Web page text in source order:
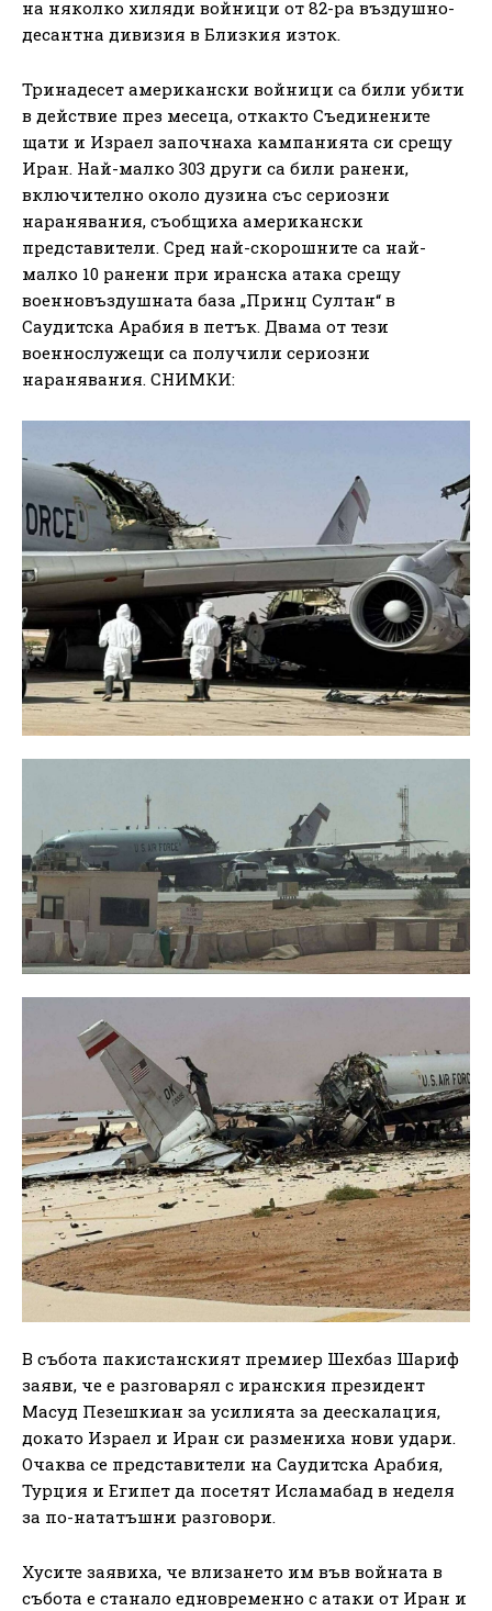
на няколко хиляди войници от 82-ра въздушно-
десантна дивизия в Близкия изток.
Тринадесет американски войници са били убити
в действие през месеца, откакто Съединените
щати и Израел започнаха кампанията си срещу
Иран. Най-малко 303 други са били ранени,
включително около дузина със сериозни
наранявания, съобщиха американски
представители. Сред най-скорошните са най-
малко 10 ранени при иранска атака срещу
военновъздушната база „Принц Султан“ в
Саудитска Арабия в петък. Двама от тези
военнослужещи са получили сериозни
наранявания. СНИМКИ:
В събота пакистанският премиер Шехбаз Шариф
заяви, че е разговарял с иранския президент
Масуд Пезешкиан за усилията за деескалация,
докато Израел и Иран си размениха нови удари.
Очаква се представители на Саудитска Арабия,
Турция и Египет да посетят Исламабад в неделя
за по-нататъшни разговори.
Хусите заявиха, че влизането им във войната в
събота е станало едновременно с атаки от Иран и